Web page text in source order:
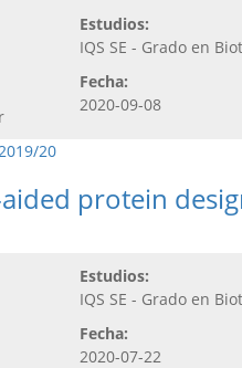
Estudios:
IQS SE - Grado en
Fecha:
2020-09-08
20
protein
Estudios:
IQS SE - Grado en
Fecha:
2020-07-22